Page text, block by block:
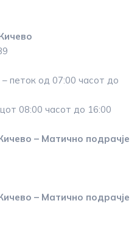
петок од 07:00 часот до
08:00 часот до 16:00
– Матично подрачје
– Матично подрачје